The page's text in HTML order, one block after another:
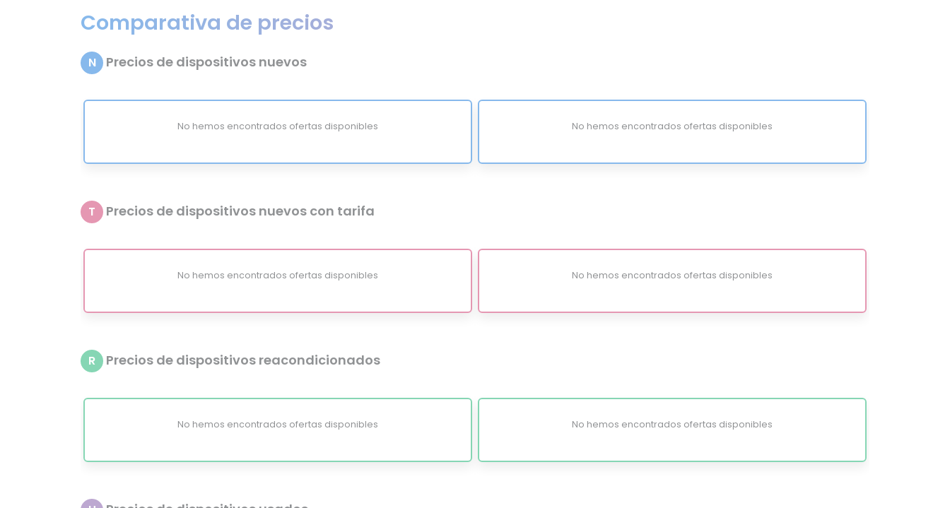
Comparativa de precios
N Precios de dispositivos nuevos
No hemos encontrados ofertas disponibles No hemos encontrados ofertas disponibles
T Precios de dispositivos nuevos con tarifa
No hemos encontrados ofertas disponibles No hemos encontrados ofertas disponibles
R Precios de dispositivos reacondicionados
No hemos encontrados ofertas disponibles No hemos encontrados ofertas disponibles